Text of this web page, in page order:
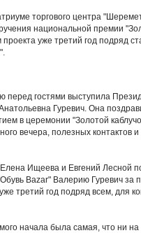
торгового центра
национальной премии
уже третий год подряд
перед гостями выступила
Гуревич. Она
в церемонии "Золотой
вечера, полезных контактов
Ищеева и Евгений Лесной
Bazar" Валерию Гуревич за
третий год подряд всем, для
начала была самая, что ни на